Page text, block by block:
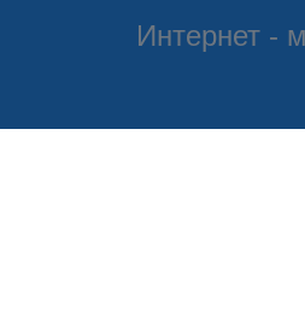
Интернет -